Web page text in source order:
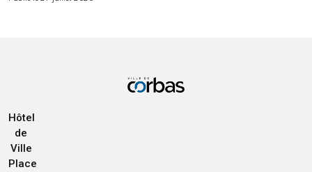
Hôtel
de
Ville
Place